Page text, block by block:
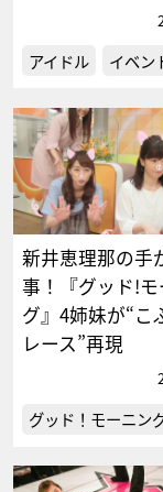
アイドル イベン
新井恵理那の手
事！『グッド!
グ』4姉妹が“こ
レース”再現
グッド！モーニン